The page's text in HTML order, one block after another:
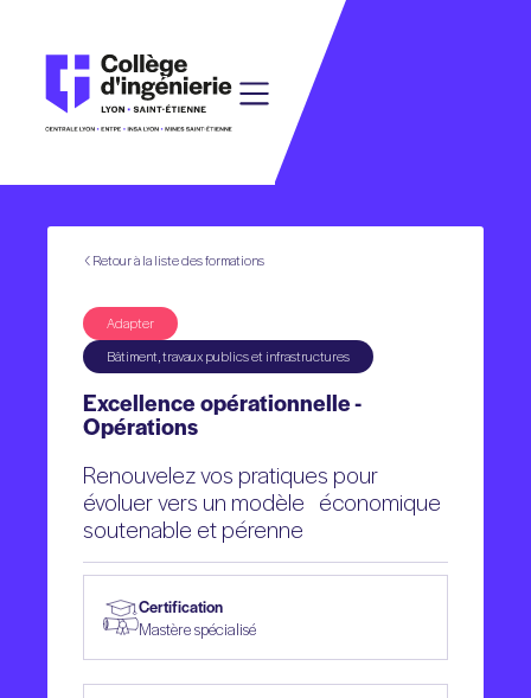
Retour à la liste des formations
Adapter
Bâtiment, travaux publics et infrastructures
Excellence opérationnelle -
Opérations
Renouvelez vos pratiques pour
évoluer vers un modèle économique
soutenable et pérenne
Certification
Mastère spécialisé